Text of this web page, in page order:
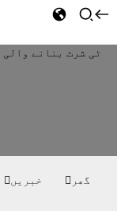
گھر خبریں